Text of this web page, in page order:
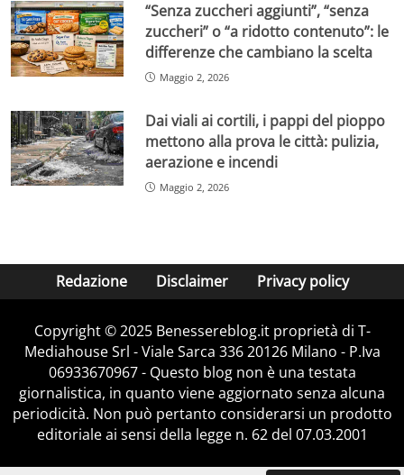
“Senza zuccheri aggiunti”, “senza
zuccheri” o “a ridotto contenuto”: le
differenze che cambiano la scelta
Maggio 2, 2026
Dai viali ai cortili, i pappi del pioppo
mettono alla prova le città: pulizia,
aerazione e incendi
Maggio 2, 2026
Redazione Disclaimer Privacy policy
Copyright © 2025 Benessereblog.it proprietà di T-
Mediahouse Srl - Viale Sarca 336 20126 Milano - P.Iva
06933670967 - Questo blog non è una testata
giornalistica, in quanto viene aggiornato senza alcuna
periodicità. Non può pertanto considerarsi un prodotto
editoriale ai sensi della legge n. 62 del 07.03.2001